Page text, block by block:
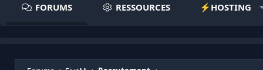
FORUMS RESSOURCES ⚡️HOSTING